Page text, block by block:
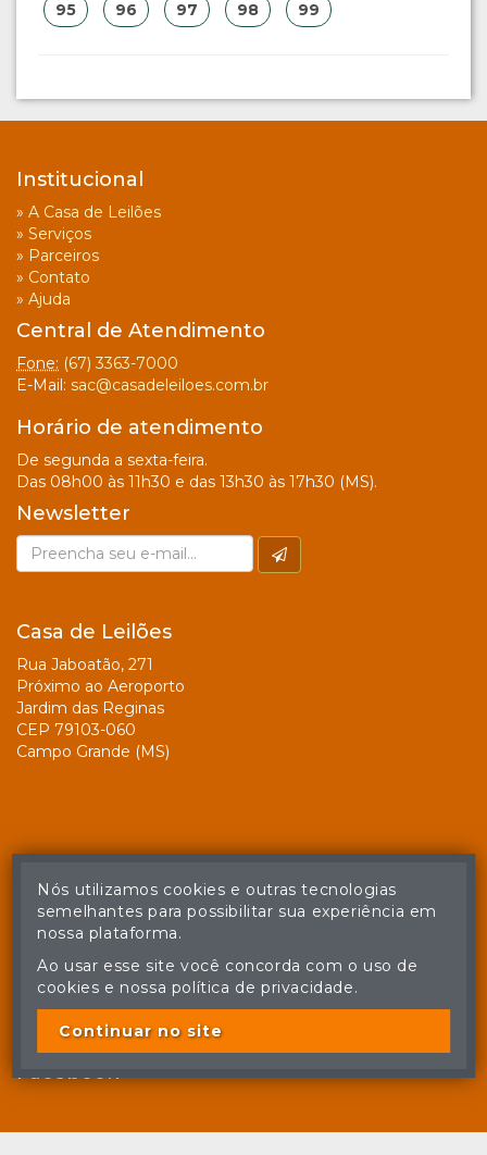
95 96 97 98 99
Institucional
» A Casa de Leilões
» Serviços
» Parceiros
» Contato
» Ajuda
Central de Atendimento
Fone: (67) 3363-7000
E-Mail: sac@casadeleiloes.com.br
Horário de atendimento
De segunda a sexta-feira.
Das 08h00 às 11h30 e das 13h30 às 17h30 (MS).
Newsletter
Casa de Leilões
Rua Jaboatão, 271
Próximo ao Aeroporto
Jardim das Reginas
CEP 79103-060
Campo Grande (MS)
Facebook
Nós utilizamos cookies e outras tecnologias
semelhantes para possibilitar sua experiência em
nossa plataforma.
Ao usar esse site você concorda com o uso de
cookies e nossa política de privacidade.
Continuar no site